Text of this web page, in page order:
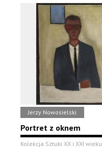
Jerzy Nowosielski
Portret z oknem
Kolekcja Sztuki XX i XXI wieku